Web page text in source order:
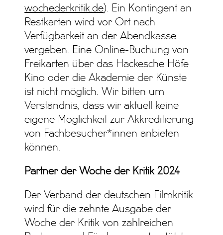
wochederkritik.de). Ein Kontingent an
Restkarten wird vor Ort nach
Verfügbarkeit an der Abendkasse
vergeben. Eine Online-Buchung von
Freikarten über das Hackesche Höfe
Kino oder die Akademie der Künste
ist nicht möglich. Wir bitten um
Verständnis, dass wir aktuell keine
eigene Möglichkeit zur Akkreditierung
von Fachbesucher*innen anbieten
können.
Partner der Woche der Kritik 2024
Der Verband der deutschen Filmkritik
wird für die zehnte Ausgabe der
Woche der Kritik von zahlreichen